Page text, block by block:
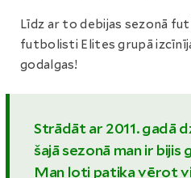
Līdz ar to debijas sezonā
futbolisti Elites grupā
godalgas!
Strādāt ar 2011. gadā
šajā sezonā man ir bijis
Man ļoti patika vērot